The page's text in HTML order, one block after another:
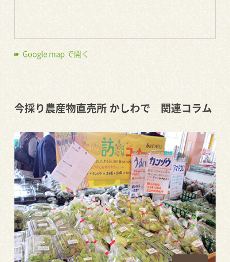
Google map で開く
今採り農産物直売所 かしわで 関連コラム